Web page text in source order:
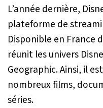
L’année dernière,
plateforme de
Disponible en France
réunit les univers
Geographic. Ainsi, il
nombreux films,
séries.